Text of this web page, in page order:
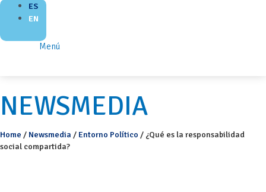
ES
EN
Menú
NEWSMEDIA
Home / Newsmedia / Entorno Político / ¿Qué es la responsabilidad
social compartida?